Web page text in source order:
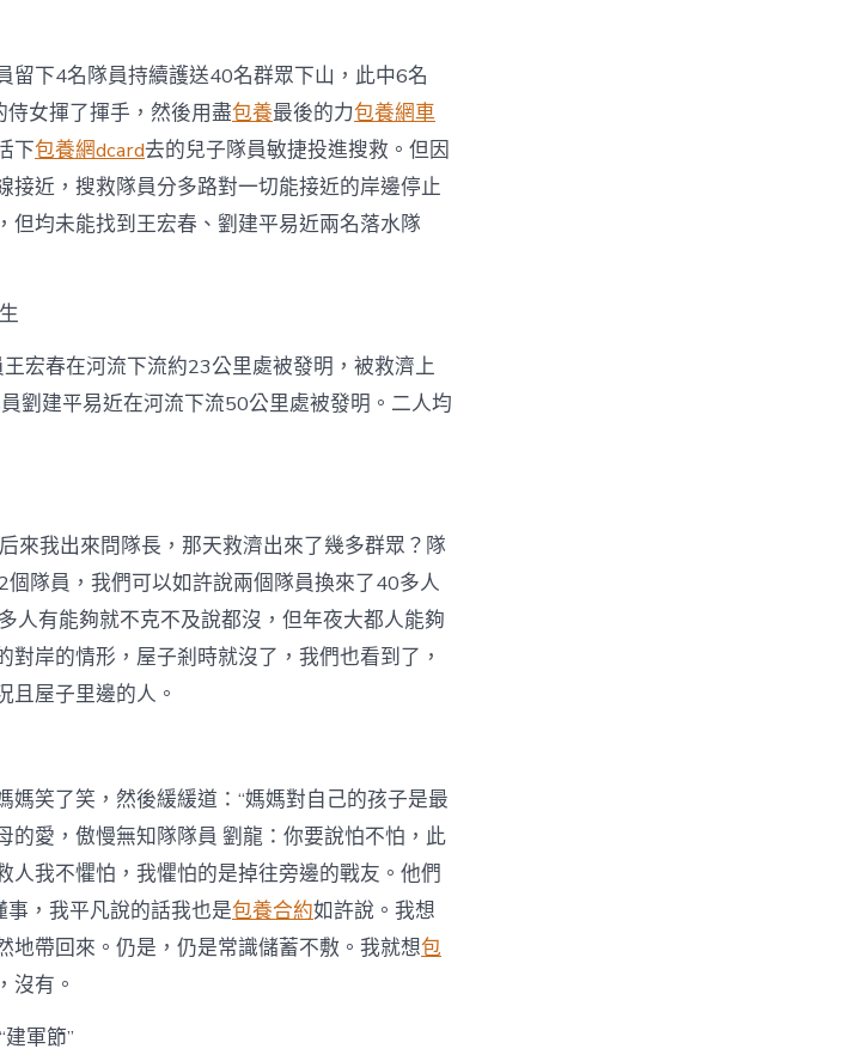
留下4名隊員持續護送40名群眾下山，此中6名
侍女揮了揮手，然後用盡包養最後的力包養網車
下包養網dcard去的兒子隊員敏捷投進搜救。但因
接近，搜救隊員分多路對一切能接近的岸邊停止
但均未能找到王宏春、劉建平易近兩名落水隊
宏春在河流下流約23公里處被發明，被救濟上
劉建平易近在河流下流50公里處被發明。二人均
來我出來問隊長，那天救濟出來了幾多群眾？隊
隊員，我們可以如許說兩個隊員換來了40多人
人有能夠就不克不及說都沒，但年夜大都人能夠
岸的情形，屋子剎時就沒了，我們也看到了，
且屋子里邊的人。
笑了笑，然後緩緩道：“媽媽對自己的孩子是最
的愛，傲慢無知隊隊員 劉龍：你要說怕不怕，此
我不懼怕，我懼怕的是掉往旁邊的戰友。他們
事，我平凡說的話我也是包養合約如許說。我想
地帶回來。仍是，仍是常識儲蓄不敷。我就想包
沒有。
軍節”